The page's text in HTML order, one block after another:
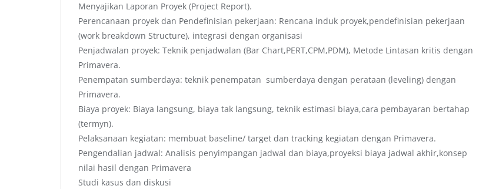
Menyajikan Laporan Proyek (Project Report).
Perencanaan proyek dan Pendefinisian pekerjaan: Rencana induk proyek,pendefinisian pekerjaan
(work breakdown Structure), integrasi dengan organisasi
Penjadwalan proyek: Teknik penjadwalan (Bar Chart,PERT,CPM,PDM), Metode Lintasan kritis dengan
Primavera.
Penempatan sumberdaya: teknik penempatan sumberdaya dengan perataan (leveling) dengan
Primavera.
Biaya proyek: Biaya langsung, biaya tak langsung, teknik estimasi biaya,cara pembayaran bertahap
(termyn).
Pelaksanaan kegiatan: membuat baseline/ target dan tracking kegiatan dengan Primavera.
Pengendalian jadwal: Analisis penyimpangan jadwal dan biaya,proyeksi biaya jadwal akhir,konsep
nilai hasil dengan Primavera
Studi kasus dan diskusi